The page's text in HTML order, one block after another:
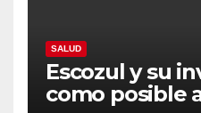
SALUD
Escozul y su
como posible